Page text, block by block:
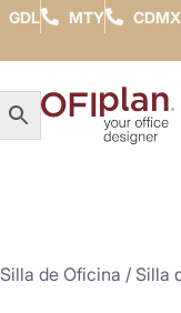
GDL MTY CDMX
Silla de Oficina / Silla